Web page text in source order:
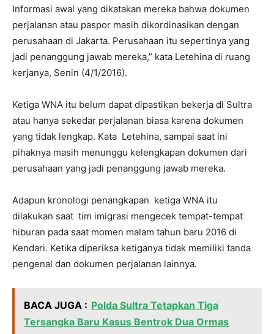
Informasi awal yang dikatakan mereka bahwa dokumen
perjalanan atau paspor masih dikordinasikan dengan
perusahaan di Jakarta. Perusahaan itu sepertinya yang
jadi penanggung jawab mereka,” kata Letehina di ruang
kerjanya, Senin (4/1/2016).
Ketiga WNA itu belum dapat dipastikan bekerja di Sultra
atau hanya sekedar perjalanan biasa karena dokumen
yang tidak lengkap. Kata Letehina, sampai saat ini
pihaknya masih menunggu kelengkapan dokumen dari
perusahaan yang jadi penanggung jawab mereka.
Adapun kronologi penangkapan ketiga WNA itu
dilakukan saat tim imigrasi mengecek tempat-tempat
hiburan pada saat momen malam tahun baru 2016 di
Kendari. Ketika diperiksa ketiganya tidak memiliki tanda
pengenal dan dokumen perjalanan lainnya.
BACA JUGA : Polda Sultra Tetapkan Tiga
Tersangka Baru Kasus Bentrok Dua Ormas